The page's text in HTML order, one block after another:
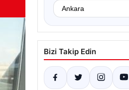
Bizi Takip Edin